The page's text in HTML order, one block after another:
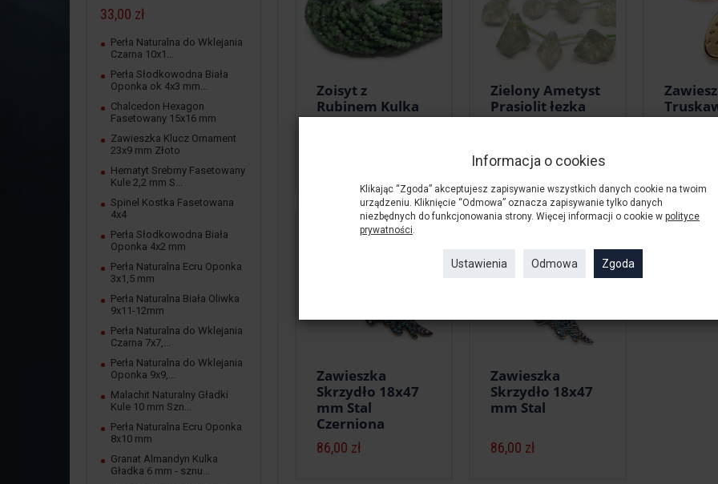
Zoisyt z
Rubinem Kulka
Fasetowana 2,5
Zielony Ametyst
Prasiolit łezka
Surowa 25x20 -
140,00 zł
21/
Zawieszka
Skrzydło 18x47
mm Stal
Czerniona
86,00 zł
Zawieszka
Skrzydło 18x47
mm Stal
86,00 zł
33,00 zł
Perła Naturalna do Wklejania
Czarna 10x1...
Perła Słodkowodna Biała
Oponka ok 4x3 mm...
Chalcedon Hexagon
Fasetowany 15x16 mm
Zawieszka Klucz Ornament
23x9 mm Złoto
Hematyt Srebrny Fasetowany
Kule 2,2 mm S...
Spinel Kostka Fasetowana
4x4
Perła Słodkowodna Biała
Oponka 4x2 mm
Perła Naturalna Ecru Oponka
3x1,5 mm
Perła Naturalna Biała Oliwka
9x11-12mm
Perła Naturalna do Wklejania
Czarna 7x7,...
Perła Naturalna do Wklejania
Oponka 9x9,...
Malachit Naturalny Gładki
Kule 10 mm Szn...
Perła Naturalna Ecru Oponka
8x10 mm
Granat Almandyn Kulka
Gładka 6 mm - sznu...
Informacja o cookies
Klikając “Zgoda” akceptujesz zapisywanie wszystkich danych cookie na twoim
urządzeniu. Kliknięcie “Odmowa” oznacza zapisywanie tylko danych
niezbędnych do funkcjonowania strony. Więcej informacji o cookie w polityce
prywatności.
Ustawienia Odmowa Zgoda